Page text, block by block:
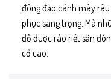
đông đảo cánh mày
phục sang trọng. Mà
đồ được ráo riết săn
cổ cao.